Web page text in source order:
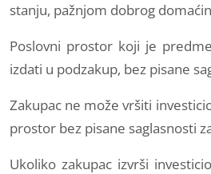
stanju, pažnjom dobrog
Poslovni prostor koji je
izdati u podzakup, bez pisane
Zakupac ne može vršiti
prostor bez pisane saglasnosti
Ukoliko zakupac izvrši